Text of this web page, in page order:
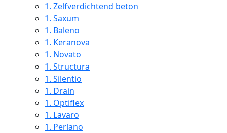
1. Zelfverdichtend beton
1. Saxum
1. Baleno
1. Keranova
1. Novato
1. Structura
1. Silentio
1. Drain
1. Optiflex
1. Lavaro
1. Perlano